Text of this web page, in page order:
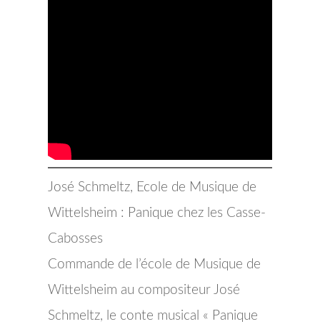
José Schmeltz, Ecole de Musique de
Wittelsheim : Panique chez les Casse-
Cabosses
Commande de l’école de Musique de
Wittelsheim au compositeur José
Schmeltz, le conte musical « Panique